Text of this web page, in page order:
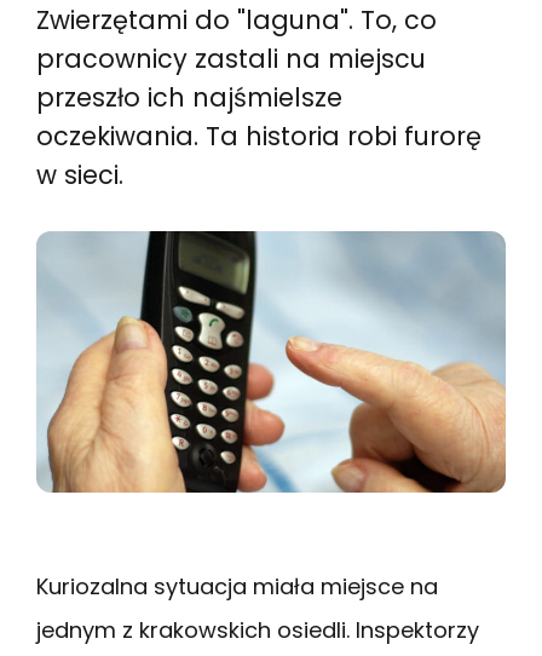
Zwierzętami do "laguna". To, co
pracownicy zastali na miejscu
przeszło ich najśmielsze
oczekiwania. Ta historia robi furorę
w sieci.
Kuriozalna sytuacja miała miejsce na
jednym z krakowskich osiedli. Inspektorzy